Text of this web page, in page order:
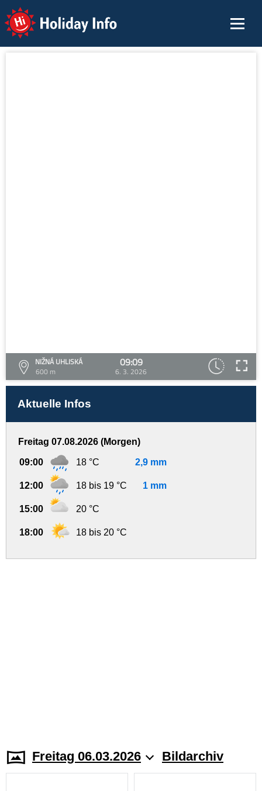
Holiday Info
NIŽNÁ UHLISKÁ
600 m
09:09
6. 3. 2026
Aktuelle Infos
Freitag 07.08.2026 (Morgen)
09:00 18 °C 2,9 mm
12:00 18 bis 19 °C 1 mm
15:00 20 °C
18:00 18 bis 20 °C
Freitag 06.03.2026 Bildarchiv